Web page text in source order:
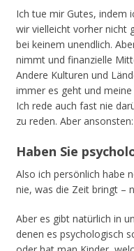
Ich tue mir Gutes, indem
wir vielleicht vorher nicht
bei keinem unendlich.
nimmt und finanzielle
Andere Kulturen und
immer es geht und
Ich rede auch fast nie
zu reden. Aber
Haben Sie
Also ich persönlich habe
nie, was die Zeit bringt –
Aber es gibt natürlich in
denen es psychologisch